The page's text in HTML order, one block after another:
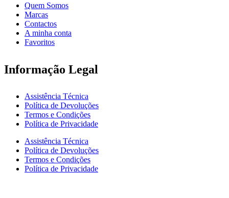
Quem Somos
Marcas
Contactos
A minha conta
Favoritos
Informação Legal
Assistência Técnica
Política de Devoluções
Termos e Condições
Política de Privacidade
Assistência Técnica
Política de Devoluções
Termos e Condições
Política de Privacidade